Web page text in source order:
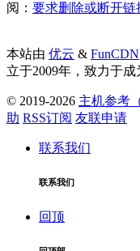
阅： 要求删除或断开
本站由 优云 & FunCDN
立于2009年，致力于
© 2019-2026 主机参考
助 RSS订阅 友联申请
联系我们
联系我们
回顶